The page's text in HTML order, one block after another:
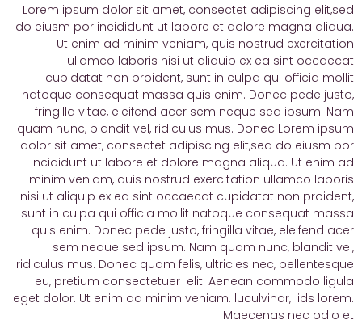
Lorem ipsum dolor sit amet, consectet adipiscing elit,sed
do eiusm por incididunt ut labore et dolore magna aliqua.
Ut enim ad minim veniam, quis nostrud exercitation
ullamco laboris nisi ut aliquip ex ea sint occaecat
cupidatat non proident, sunt in culpa qui officia mollit
natoque consequat massa quis enim. Donec pede justo,
fringilla vitae, eleifend acer sem neque sed ipsum. Nam
quam nunc, blandit vel, ridiculus mus. Donec Lorem ipsum
dolor sit amet, consectet adipiscing elit,sed do eiusm por
incididunt ut labore et dolore magna aliqua. Ut enim ad
minim veniam, quis nostrud exercitation ullamco laboris
nisi ut aliquip ex ea sint occaecat cupidatat non proident,
sunt in culpa qui officia mollit natoque consequat massa
quis enim. Donec pede justo, fringilla vitae, eleifend acer
sem neque sed ipsum. Nam quam nunc, blandit vel,
ridiculus mus. Donec quam felis, ultricies nec, pellentesque
eu, pretium consectetuer elit. Aenean commodo ligula
eget dolor. Ut enim ad minim veniam. luculvinar, ids lorem.
Maecenas nec odio et